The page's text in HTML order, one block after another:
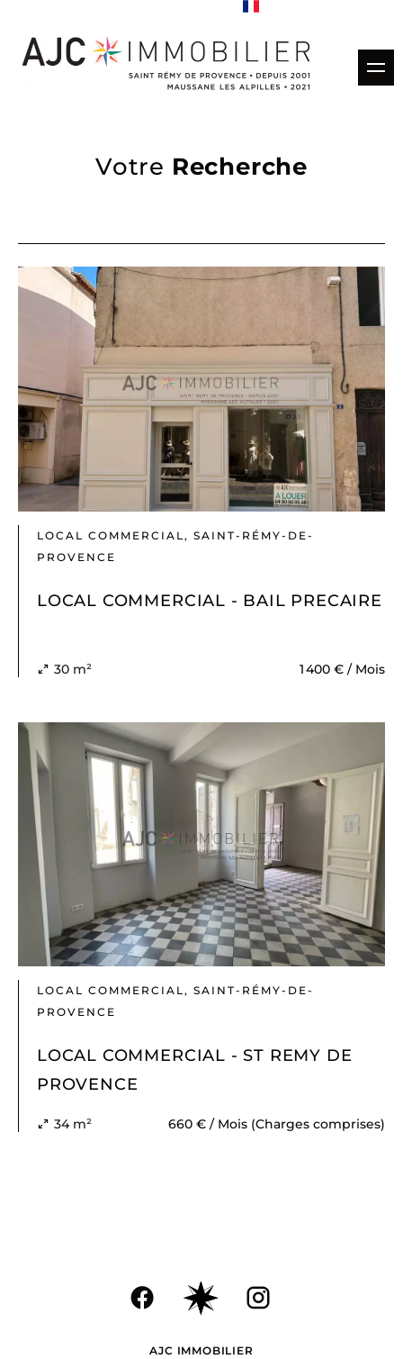
Estimation
Nos agences
L'équipe
Votre Recherche
LOCAL COMMERCIAL, SAINT-RÉMY-DE-
PROVENCE
LOCAL COMMERCIAL - BAIL PRECAIRE
30 m² 1 400 € / Mois
LOCAL COMMERCIAL, SAINT-RÉMY-DE-
PROVENCE
LOCAL COMMERCIAL - ST REMY DE
PROVENCE
34 m² 660 € / Mois (Charges comprises)
AJC IMMOBILIER